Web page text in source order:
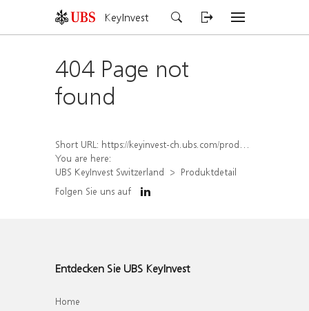
KeyInvest
404 Page not
found
Short URL: https://keyinvest-ch.ubs.com/produkt/detail/index/isin/CH1569457018
You are here:
UBS KeyInvest Switzerland
Produktdetail
Folgen Sie uns auf
Entdecken Sie UBS KeyInvest
Home